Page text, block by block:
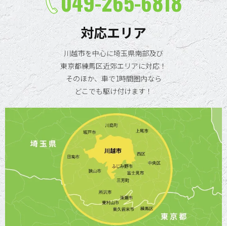
対応エリア
川越市を中心に埼玉県南部及び
東京都練馬区近郊エリアに対応！
そのほか、車で1時間圏内なら
どこでも駆け付けます！